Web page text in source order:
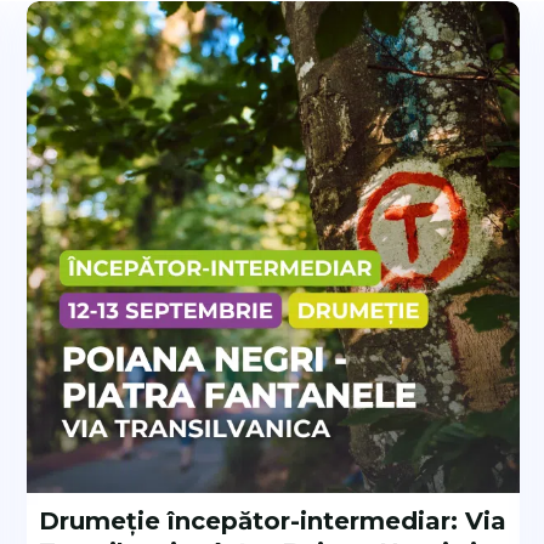
Tower Trek GTX, Garmont Hexagon
Aequilibrium Trek GTX, La Sportiva
Ducan High GTX, Salewa Mountain Trainer
mobilitatea.
aici
munte.
de trăsnete.
Drumeție începător-intermediar: Via